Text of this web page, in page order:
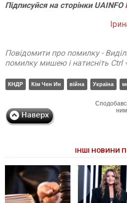
ПідписуйсянасторінкиUAINFO
Повідомити про помилку -
помилку мишею і натисніть Ctrl
КНДР Кім Чен Ин війна Україна
ІНШІ НОВИНИ